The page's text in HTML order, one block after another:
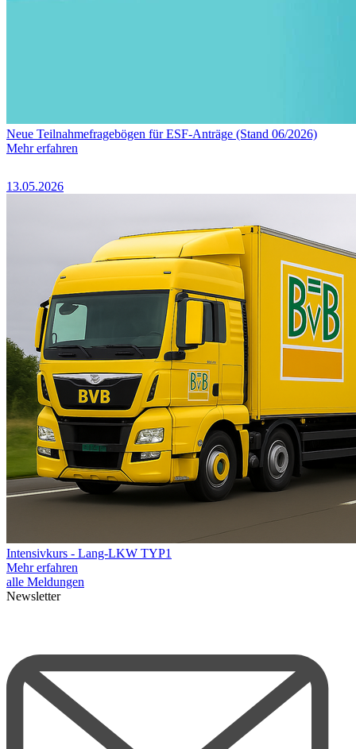
Neue Teilnahmefragebögen für ESF-Anträge (Stand 06/2026)
Mehr erfahren
13.05.2026
Intensivkurs - Lang-LKW TYP1
Mehr erfahren
alle Meldungen
Newsletter